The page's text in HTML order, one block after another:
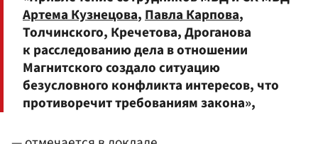
Артема Кузнецова,Павла Карпова,
Толчинского, Кречетова, Дроганова
к расследованию дела в отношении
Магнитского создало ситуацию
безусловного конфликта интересов, что
противоречит требованиям закона»,